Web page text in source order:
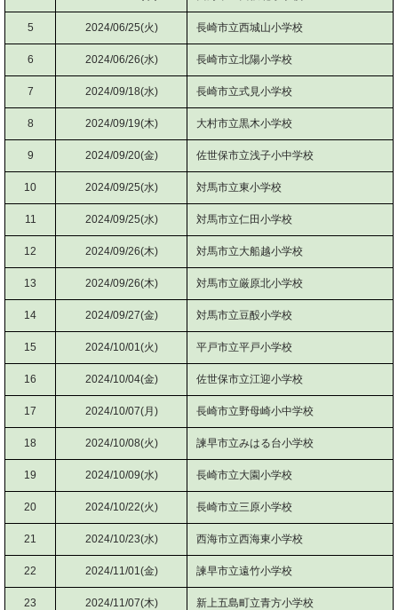
5 2024/06/25(火) 長崎市立西城山小学校
6 2024/06/26(水) 長崎市立北陽小学校
7 2024/09/18(水) 長崎市立式見小学校
8 2024/09/19(木) 大村市立黒木小学校
9 2024/09/20(金) 佐世保市立浅子小中学校
10 2024/09/25(水) 対馬市立東小学校
11 2024/09/25(水) 対馬市立仁田小学校
12 2024/09/26(木) 対馬市立大船越小学校
13 2024/09/26(木) 対馬市立厳原北小学校
14 2024/09/27(金) 対馬市立豆酘小学校
15 2024/10/01(火) 平戸市立平戸小学校
16 2024/10/04(金) 佐世保市立江迎小学校
17 2024/10/07(月) 長崎市立野母崎小中学校
18 2024/10/08(火) 諫早市立みはる台小学校
19 2024/10/09(水) 長崎市立大園小学校
20 2024/10/22(火) 長崎市立三原小学校
21 2024/10/23(水) 西海市立西海東小学校
22 2024/11/01(金) 諫早市立遠竹小学校
23 2024/11/07(木) 新上五島町立青方小学校